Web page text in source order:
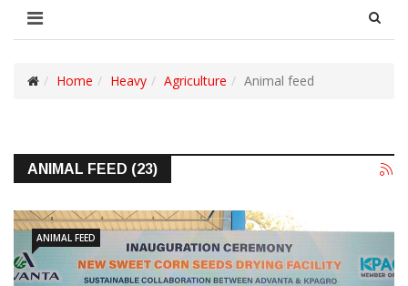
Home Heavy Agriculture Animal feed
ANIMAL FEED (23)
ANIMAL FEED